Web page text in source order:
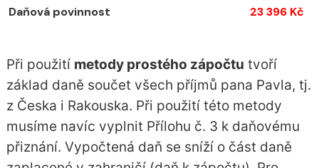
Daňová povinnost
23 396 Kč
Při použití metody prostého zápočtu tvoří
základ daně součet všech příjmů pana Pavla, tj.
z Česka i Rakouska. Při použití této metody
musíme navíc vyplnit Přílohu č. 3 k daňovému
přiznání. Vypočtená daň se sníží o část daně